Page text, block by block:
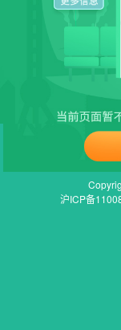
沪ICP备